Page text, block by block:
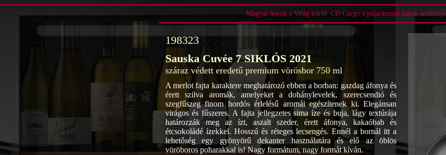
Magyar borok a Világ körül: CD Cargo a palackozott italok szállítója
198323
Sauska Cuvée 7 SIKLÓS 2021
száraz védett eredetű premium vörösbor 750 ml
A merlot fajta karaktere meghatározó ebben a borban: gazdag áfonya és
érett szilva aromák, amelyeket a dohánylevelek, szerecsendió és
szegfűszeg finom hordós érlelésű aromái egészítenek ki. Elegánsan
virágos és fűszeres. A fajta jellegzetes sima íze és buja, lágy textúrája
határozzák meg az ízt, aszalt szeder, érett áfonya, kakaóbab és
étcsokoládé ízekkel. Hosszú és réteges lecsengés. Ennél a bornál itt a
lehetőség egy gyönyörű dekanter használatára és elő az öblös
vöröboros poharakkal is! Nagy formátum, nagy formát kíván.